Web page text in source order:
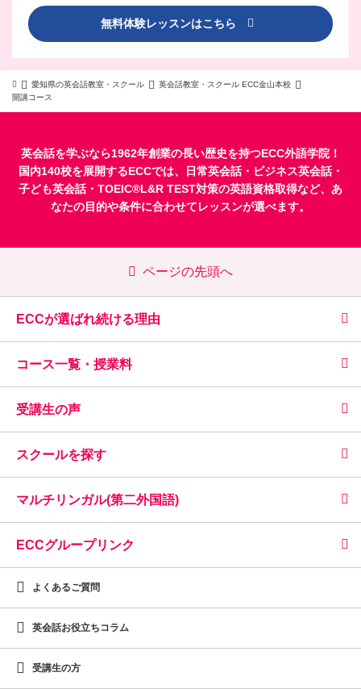
無料体験レッスンはこちら
愛知県の英会話教室・スクール
英会話教室・スクール ECC金山本校
開講コース
英会話を学ぶなら1962年創業の長い歴史を持つECC外語学院！
国内140校を展開するECCでは、
日常英会話・ ビジネス英会話・
子ども英会話・ TOEIC®L&R TEST対策の英語資格取得など、あ
なたの目的や条件に合わせてレッスンが選べます。
ページの先頭へ
ECCが選ばれ続ける理由
コース一覧・授業料
受講生の声
スクールを探す
マルチリンガル(第二外国語)
ECCグループリンク
よくあるご質問
英会話お役立ちコラム
受講生の方